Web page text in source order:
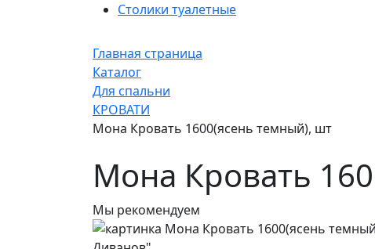
Столики туалетные
Главная страница
Каталог
Для спальни
КРОВАТИ
Мона Кровать 1600(ясень темный), шт
Мона Кровать
Мы рекомендуем